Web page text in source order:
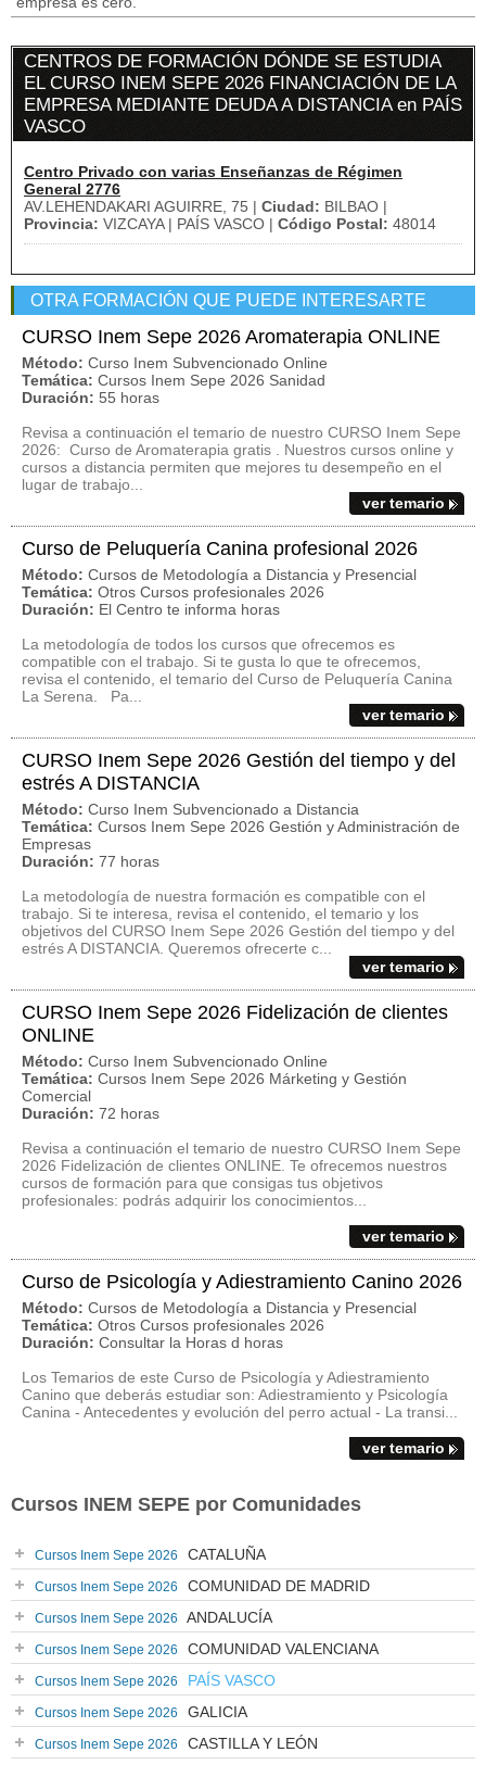
CENTROS DE FORMACIÓN DÓNDE SE ESTUDIA
EL CURSO INEM SEPE 2026 FINANCIACIÓN DE LA
EMPRESA MEDIANTE DEUDA A DISTANCIA en PAÍS
VASCO
Centro Privado con varias Enseñanzas de Régimen
General 2776
AV.LEHENDAKARI AGUIRRE, 75 | Ciudad: BILBAO |
Provincia: VIZCAYA | PAÍS VASCO | Código Postal: 48014
OTRA FORMACIÓN QUE PUEDE INTERESARTE
CURSO Inem Sepe 2026 Aromaterapia ONLINE
Método: Curso Inem Subvencionado Online
Temática: Cursos Inem Sepe 2026 Sanidad
Duración: 55 horas
Revisa a continuación el temario de nuestro CURSO Inem Sepe
2026: Curso de Aromaterapia gratis . Nuestros cursos online y
cursos a distancia permiten que mejores tu desempeño en el
lugar de trabajo...
ver temario
Curso de Peluquería Canina profesional 2026
Método: Cursos de Metodología a Distancia y Presencial
Temática: Otros Cursos profesionales 2026
Duración: El Centro te informa horas
La metodología de todos los cursos que ofrecemos es
compatible con el trabajo. Si te gusta lo que te ofrecemos,
revisa el contenido, el temario del Curso de Peluquería Canina
La Serena. Pa...
ver temario
CURSO Inem Sepe 2026 Gestión del tiempo y del
estrés A DISTANCIA
Método: Curso Inem Subvencionado a Distancia
Temática: Cursos Inem Sepe 2026 Gestión y Administración de
Empresas
Duración: 77 horas
La metodología de nuestra formación es compatible con el
trabajo. Si te interesa, revisa el contenido, el temario y los
objetivos del CURSO Inem Sepe 2026 Gestión del tiempo y del
estrés A DISTANCIA. Queremos ofrecerte c...
ver temario
CURSO Inem Sepe 2026 Fidelización de clientes
ONLINE
Método: Curso Inem Subvencionado Online
Temática: Cursos Inem Sepe 2026 Márketing y Gestión
Comercial
Duración: 72 horas
Revisa a continuación el temario de nuestro CURSO Inem Sepe
2026 Fidelización de clientes ONLINE. Te ofrecemos nuestros
cursos de formación para que consigas tus objetivos
profesionales: podrás adquirir los conocimientos...
ver temario
Curso de Psicología y Adiestramiento Canino 2026
Método: Cursos de Metodología a Distancia y Presencial
Temática: Otros Cursos profesionales 2026
Duración: Consultar la Horas d horas
Los Temarios de este Curso de Psicología y Adiestramiento
Canino que deberás estudiar son: Adiestramiento y Psicología
Canina - Antecedentes y evolución del perro actual - La transi...
ver temario
Cursos INEM SEPE por Comunidades
Cursos Inem Sepe 2026 CATALUÑA
Cursos Inem Sepe 2026 COMUNIDAD DE MADRID
Cursos Inem Sepe 2026 ANDALUCÍA
Cursos Inem Sepe 2026 COMUNIDAD VALENCIANA
Cursos Inem Sepe 2026 PAÍS VASCO
Cursos Inem Sepe 2026 GALICIA
Cursos Inem Sepe 2026 CASTILLA Y LEÓN